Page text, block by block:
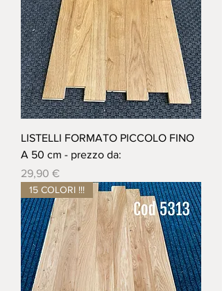
LISTELLI FORMATO PICCOLO FINO
A 50 cm - prezzo da:
Prezzo
29,90 €
15 COLORI !!!